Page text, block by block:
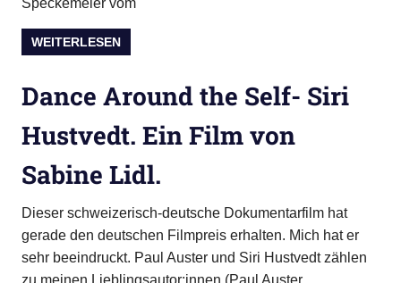
Speckemeier vom
WEITERLESEN
Dance Around the Self- Siri
Hustvedt. Ein Film von
Sabine Lidl.
Dieser schweizerisch-deutsche Dokumentarfilm hat
gerade den deutschen Filmpreis erhalten. Mich hat er
sehr beeindruckt. Paul Auster und Siri Hustvedt zählen